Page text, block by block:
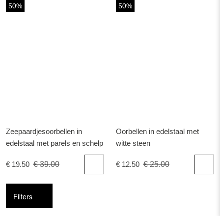
50%
Zeepaardjesoorbellen in
edelstaal met parels en schelp
€ 19.50 € 39.00
50%
Oorbellen in edelstaal met
witte steen
€ 12.50 € 25.00
Filters